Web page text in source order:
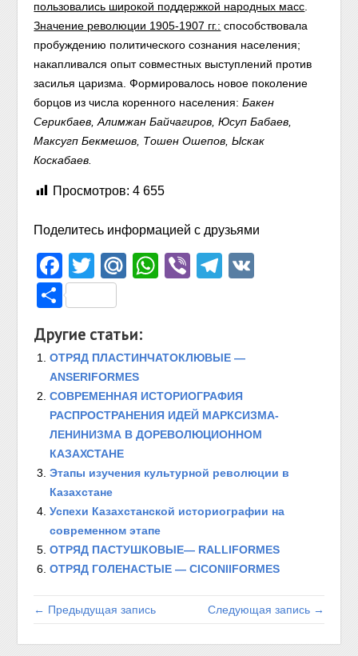
пользовались широкой поддержкой народных масс
Значение революции 1905-1907 гг.: способствовала
пробуждению политического сознания населения;
накапливался опыт совместных выступлений против
засилья царизма. Формировалось новое поколение
борцов из числа коренного населения:Бакен
Серикбаев, Алимжан Байчагиров, Юсуп Бабаев,
Максугп Бекмешов, Тошен Ошепов, Ыскак
Коскабаев.
Просмотров: 4 655
Поделитесь информацией с друзьями
Facebook
TwitterMail.Ru
WhatsApp
ViberTelegram
Отправить
Другие статьи:
ОТРЯД ПЛАСТИНЧАТОКЛЮВЫЕ —
ANSERIFORMES
СОВРЕМЕННАЯ ИСТОРИОГРАФИЯ
РАСПРОСТРАНЕНИЯ ИДЕЙ МАРКСИЗМА-
ЛЕНИНИЗМА В ДОРЕВОЛЮЦИОННОМ
КАЗАХСТАНЕ
Этапы изучения культурной революции в
Казахстане
Успехи Казахстанской историографии на
современном этапе
ОТРЯД ПАСТУШКОВЫЕ— RALLIFORMES
ОТРЯД ГОЛЕНАСТЫЕ — CICONIIFORMES
← Предыдущая запись Следующая запись →